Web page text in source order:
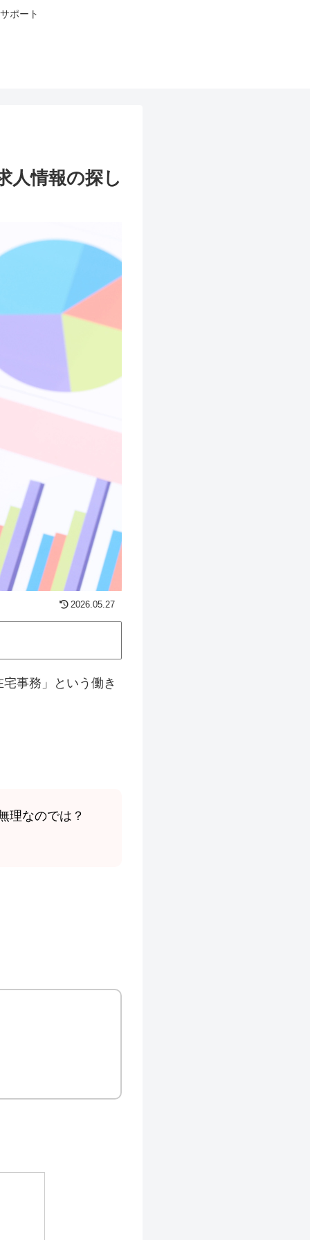
ポート
人情報の探し
2026.05.27
事務」という働き
理なのでは？